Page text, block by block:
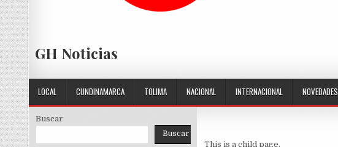
GH Noticias
LOCAL CUNDINAMARCA TOLIMA NACIONAL INTERNACIONAL NOVEDADES
This is a child page.
Buscar
Buscar